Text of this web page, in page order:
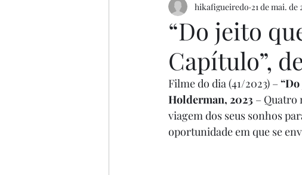
Comédia Comédia Romântica
“Do jeito
Capítulo”,
hikafigueiredo 21 de mai. de
Filme do dia (41/2023) –
Holderman, 2023 – Quatro
viagem dos seus sonhos
oportunidade em que se